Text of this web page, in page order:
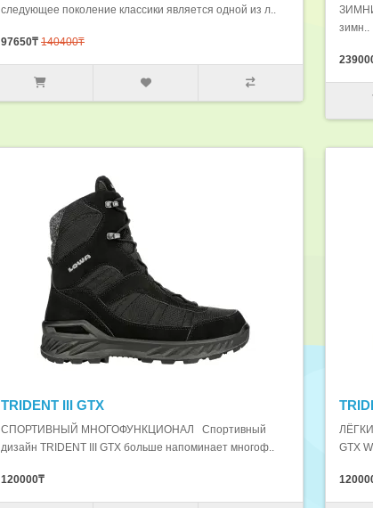
следующее поколение классики является одной из л..
97650₸ 140400₸
зимн..
TRIDENT III GTX
СПОРТИВНЫЙ МНОГОФУНКЦИОНАЛ Спортивный
дизайн TRIDENT III GTX больше напоминает многоф..
120000₸
GTX